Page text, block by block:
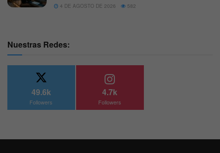
4 DE AGOSTO DE 2026 582
Nuestras Redes:
49.6k
Followers
4.7k
Followers